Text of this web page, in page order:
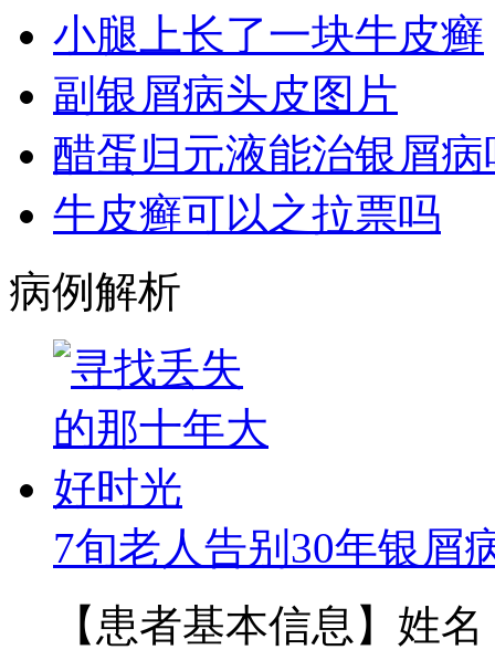
小腿上长了一块牛皮癣
副银屑病头皮图片
醋蛋归元液能治银屑病
牛皮癣可以之拉票吗
病例解析
7旬老人告别30年银屑
【患者基本信息】姓